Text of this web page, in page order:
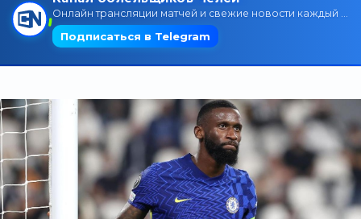
Поиск по сайту
Трансляции
О сайте
Контакты